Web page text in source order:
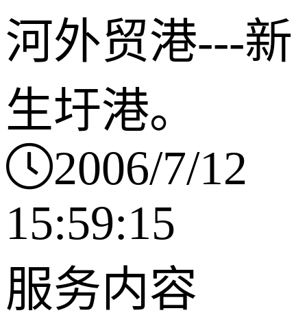
河外贸港---新
生圩港。
2006/7/12
15:59:15
服务内容